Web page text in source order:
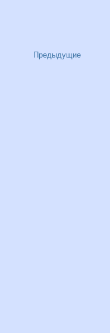
Предыдущие